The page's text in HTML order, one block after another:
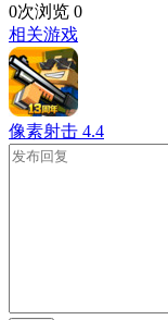
0次浏览 0
相关游戏
像素射击 4.4